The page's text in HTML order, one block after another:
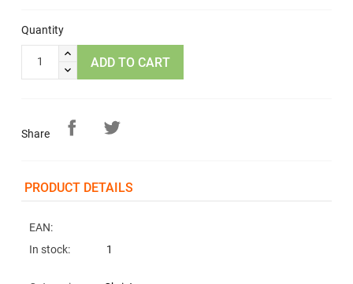
Quantity
ADD TO CART
Share
PRODUCT DETAILS
EAN:
In stock:
1